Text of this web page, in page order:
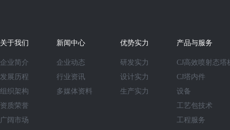
关于我们
企业简介
发展历程
组织架构
资质荣誉
广阔市场
新闻中心
企业动态
行业资讯
多媒体资料
优势实力
研发实力
设计实力
生产实力
产品与服务
CJ高效喷射态塔
CJ塔内件
设备
工艺包技术
工程服务